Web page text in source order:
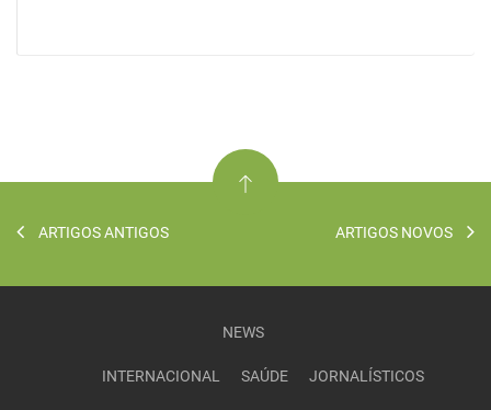
ARTIGOS ANTIGOS ARTIGOS NOVOS
NEWS
INTERNACIONAL SAÚDE JORNALÍSTICOS